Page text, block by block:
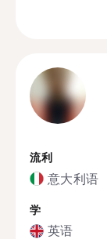
流利
意大利语
学
英语